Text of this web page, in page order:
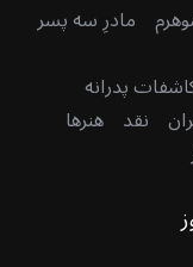
مادرِ سه پسر
پدرانه
نقد هنرها